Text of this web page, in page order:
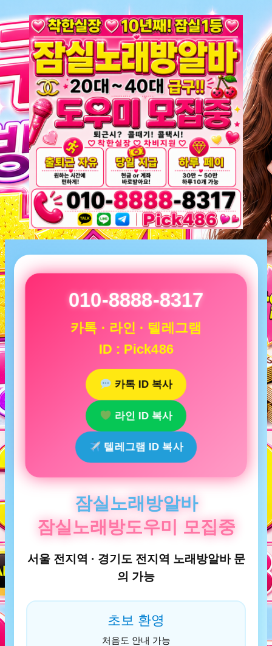
010-8888-8317
카톡 · 라인 · 텔레그램
ID : Pick486
카톡 ID 복사
라인 ID 복사
텔레그램 ID 복사
잠실노래방알바
잠실노래방도우미 모집중
서울 전지역 · 경기도 전지역 노래방알바 문
의 가능
초보 환영
처음도 안내 가능